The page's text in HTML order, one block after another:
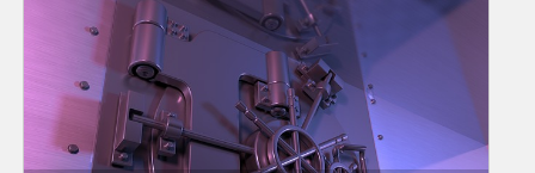
И еще очень много интересного можно узнать о
всемирно известном концерне. В особенности
большое количество информации храниться в
архивах музея, но и на нашем сайте вы сможете
найти множество фактов, которые будут для вас
удивительными.